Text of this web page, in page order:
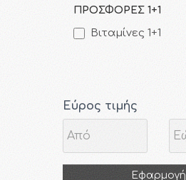
ΠΡΟΣΦΟΡΕΣ 1+1
Βιταμίνες 1+1
Εύρος τιμής
Εφαρμογή